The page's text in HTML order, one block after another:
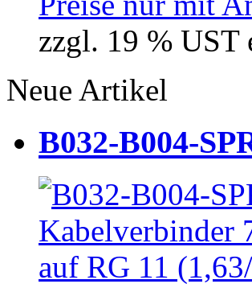
zzgl. 19 % UST
Neue Artikel
B032-B004-